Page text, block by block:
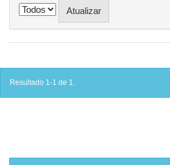
Resultado 1-1 de 1.